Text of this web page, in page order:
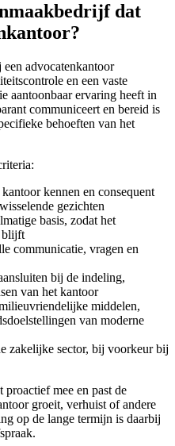
dat
advocatenkantoor
en een vaste
aantoonbaar ervaring heeft in
communiceert en bereid is
behoeften van het
kennen en consequent
gezichten
basis, zodat het
blijft
communicatie, vragen en
bij de indeling,
van het kantoor
middelen,
van moderne
zakelijke sector, bij voorkeur bij
mee en past de
groeit, verhuist of andere
op de lange termijn is daarbij